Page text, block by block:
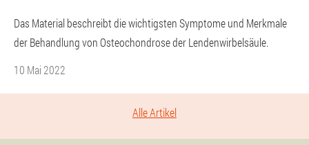
Das Material beschreibt die wichtigsten Symptome und Merkmale
der Behandlung von Osteochondrose der Lendenwirbelsäule.
10 Mai 2022
Alle Artikel